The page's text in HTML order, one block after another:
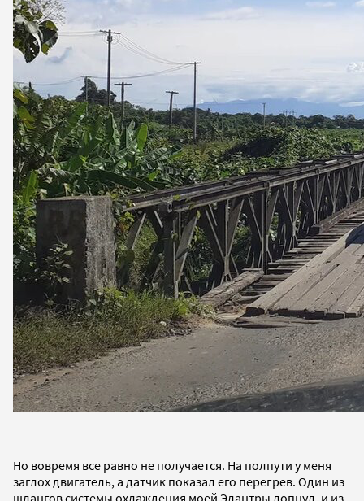
Но вовремя все равно не получается. На полпути у меня
заглох двигатель, а датчик показал его перегрев. Один из
шлангов системы охлаждения моей Элантры лопнул, и из